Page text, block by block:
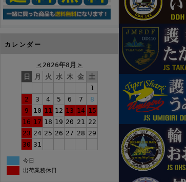
カレンダー
＜ 2026年8月 ＞
日
月 火 水 木 金 土
1
2
3 4 5 6 7
8
9
10 11 12 13 14 15
16 17 18 19 20 21 22
23 24 25 26 27 28 29
30 31
今日
出荷業務休日